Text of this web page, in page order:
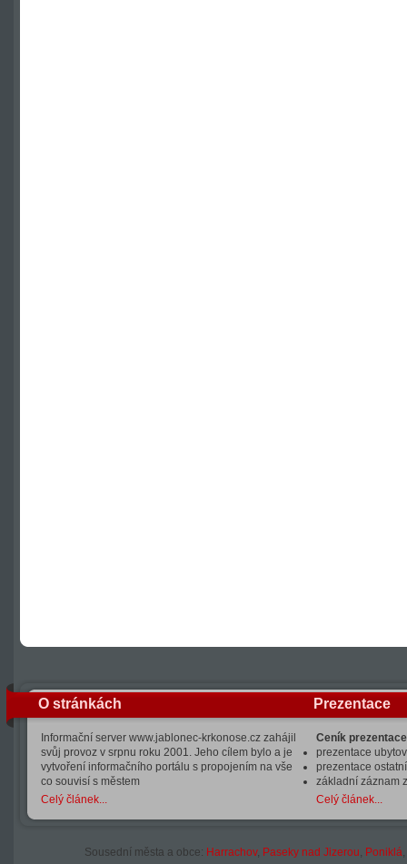
O stránkách
Informační server www.jablonec-krkonose.cz zahájil
svůj provoz v srpnu roku 2001. Jeho cílem bylo a je
vytvoření informačního portálu s propojením na vše
co souvisí s městem
Celý článek...
Prezentace
Ceník
prezentace
prezentace
základní záznam
Celý článek...
Sousední města a obce: Harrachov, Paseky nad Jizerou, Poniklá,